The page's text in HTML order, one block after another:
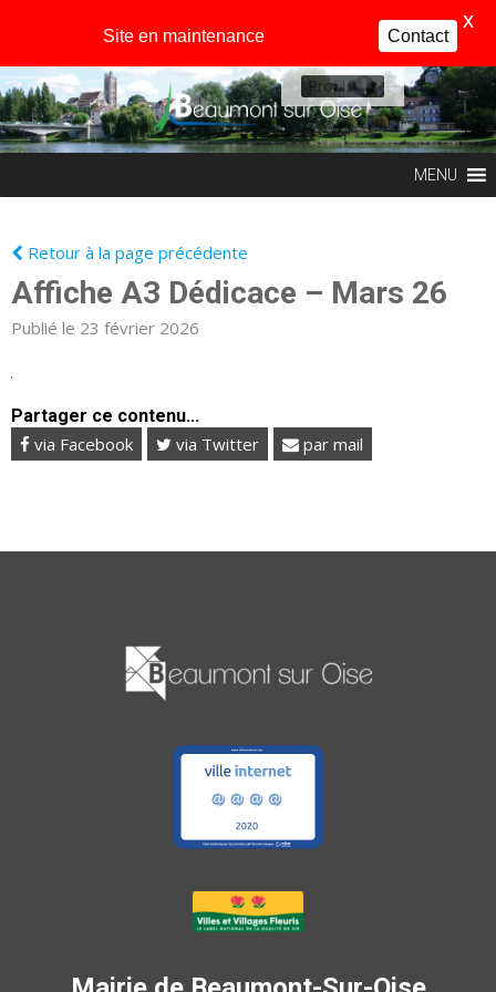
Profil
MENU
Retour à la page précédente
Affiche A3 Dédicace – Mars 26
Publié le 23 février 2026
Partager ce contenu...
via Facebook via Twitter par mail
Site en maintenance Contact
X